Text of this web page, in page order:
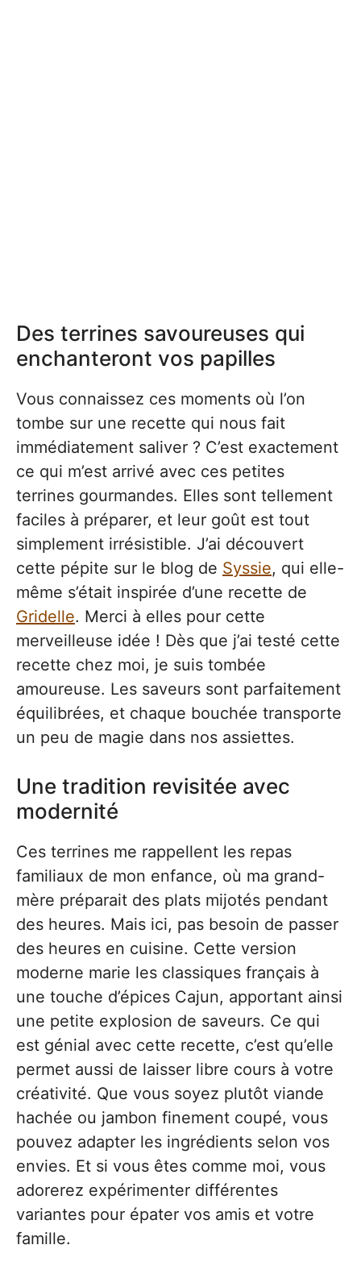
Des terrines savoureuses qui
enchanteront vos papilles
Vous connaissez ces moments où l’on
tombe sur une recette qui nous fait
immédiatement saliver ? C’est exactement
ce qui m’est arrivé avec ces petites
terrines gourmandes. Elles sont tellement
faciles à préparer, et leur goût est tout
simplement irrésistible. J’ai découvert
cette pépite sur le blog de Syssie, qui elle-
même s’était inspirée d’une recette de
Gridelle. Merci à elles pour cette
merveilleuse idée ! Dès que j’ai testé cette
recette chez moi, je suis tombée
amoureuse. Les saveurs sont parfaitement
équilibrées, et chaque bouchée transporte
un peu de magie dans nos assiettes.
Une tradition revisitée avec
modernité
Ces terrines me rappellent les repas
familiaux de mon enfance, où ma grand-
mère préparait des plats mijotés pendant
des heures. Mais ici, pas besoin de passer
des heures en cuisine. Cette version
moderne marie les classiques français à
une touche d’épices Cajun, apportant ainsi
une petite explosion de saveurs. Ce qui
est génial avec cette recette, c’est qu’elle
permet aussi de laisser libre cours à votre
créativité. Que vous soyez plutôt viande
hachée ou jambon finement coupé, vous
pouvez adapter les ingrédients selon vos
envies. Et si vous êtes comme moi, vous
adorerez expérimenter différentes
variantes pour épater vos amis et votre
famille.